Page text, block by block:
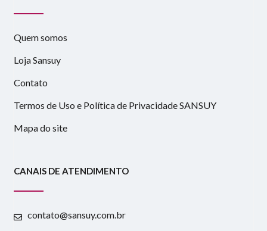
Quem somos
Loja Sansuy
Contato
Termos de Uso e Política de Privacidade SANSUY
Mapa do site
CANAIS DE ATENDIMENTO
contato@sansuy.com.br